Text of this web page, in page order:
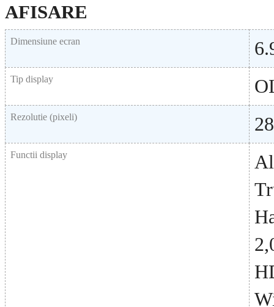
AFISARE
Dimensiune ecran
Tip display
Rezolutie (pixeli)
Functii display